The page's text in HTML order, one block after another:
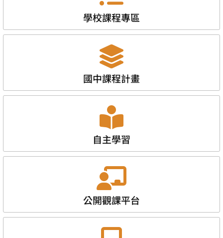
學校課程專區
國中課程計畫
自主學習
公開觀課平台